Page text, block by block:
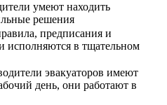
умеют находить
решения
предписания и
исполняются в тщательном
эвакуаторов имеют
день, они работают в